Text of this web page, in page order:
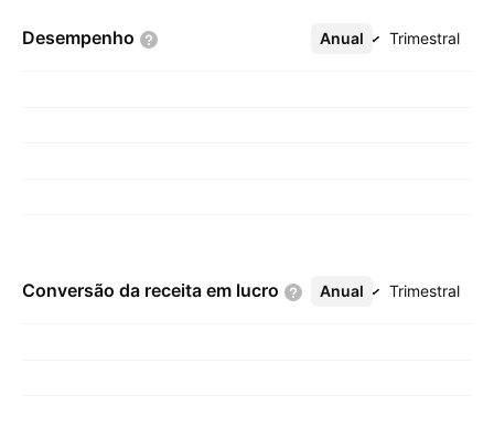
Desempenho Anual Trimestral
Mais
Conversão da receita em lucro Anual Trimestral
Mais